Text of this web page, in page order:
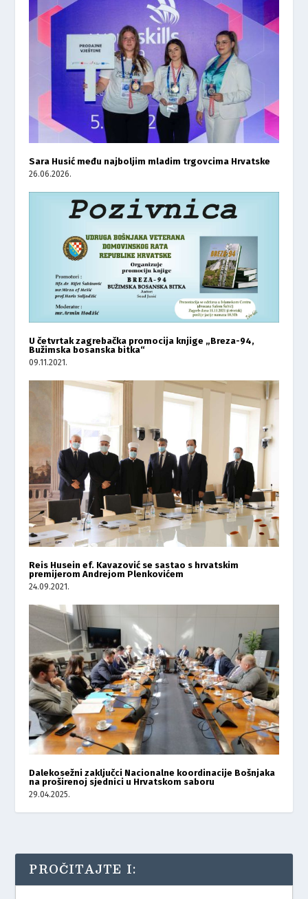
Sara Husić među najboljim mladim trgovcima Hrvatske
26.06.2026.
U četvrtak zagrebačka promocija knjige „Breza-94,
Bužimska bosanska bitka“
09.11.2021.
Reis Husein ef. Kavazović se sastao s hrvatskim
premijerom Andrejom Plenkovićem
24.09.2021.
Dalekosežni zaključci Nacionalne koordinacije Bošnjaka
na proširenoj sjednici u Hrvatskom saboru
29.04.2025.
PROČITAJTE I: